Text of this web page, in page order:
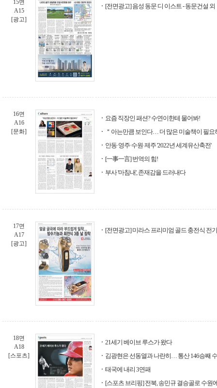
15면
A15
[광고]
[전면광고] 음성 동문 디 이스트 - 동문건설 외
16면
A16
[문화]
요즘 직장인 패션? 수연이한테 물어봐!
＂아는만큼 보인다… 더 많은 미술책이 필요
안동·영주·수원·제주 '2022년 세계유산축전'
[一事一言] 번역의 힘!
부사 '마침내', 존재감을 드러내다
17면
A17
[광고]
[전면광고] 미라스 프리미엄 골드 충전식 전
18면
A18
[스포츠]
21세기 베이브 루스가 왔다
김광현은 선동열과 나란히… 통산 146승째
태국에 내리 3연패
[스포츠 브리핑] 전북, 송민규 결승골로 수원